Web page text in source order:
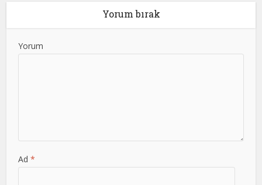
Yorum bırak
Yorum
Ad*